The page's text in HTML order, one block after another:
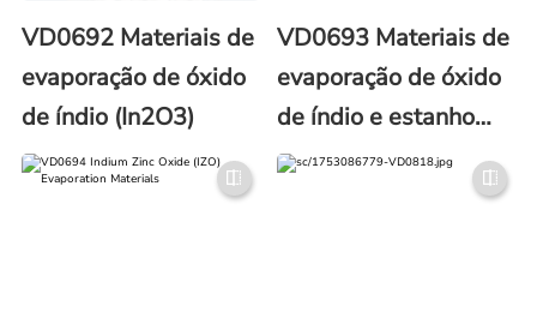
VD0692 Materiais de
evaporação de óxido
de índio (In2O3)
VD0693 Materiais de
evaporação de óxido
de índio e estanho
(ITO)